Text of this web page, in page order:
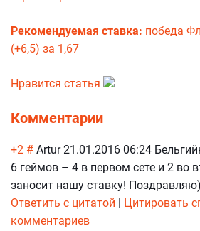
Рекомендуемая ставка: победа
(+6,5) за 1,67
Нравится статья
Комментарии
+2 # Artur 21.01.2016 06:24
6 геймов – 4 в первом сете и 2 во
заносит нашу ставку! Поздравляю)
Ответить с цитатой | Цитировать
комментариев